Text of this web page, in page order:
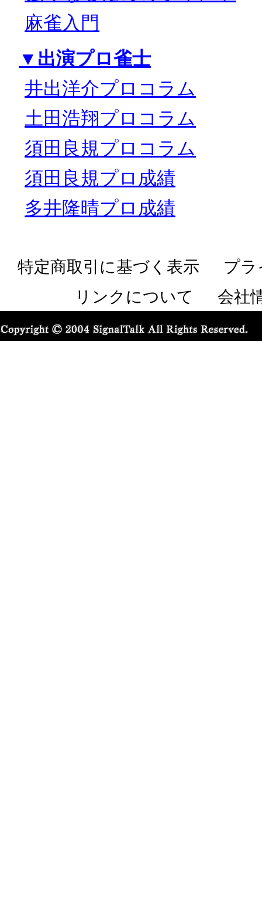
麻雀入門
▼出演プロ雀士
井出洋介プロコラム
土田浩翔プロコラム
須田良規プロコラム
須田良規プロ成績
多井隆晴プロ成績
特定商取引に基づく表示
プラ
リンクについて
会社